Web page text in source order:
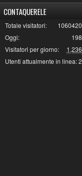
CONTAQUERELE
1060420
Totale visitatori:
198
Oggi:
1,236
Visitatori per giorno:
2
Utenti attualmente in linea: